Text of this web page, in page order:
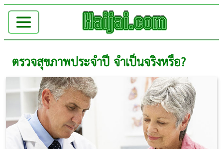
ตรวจสุขภาพประจำปี จำเป็นจริงหรือ?